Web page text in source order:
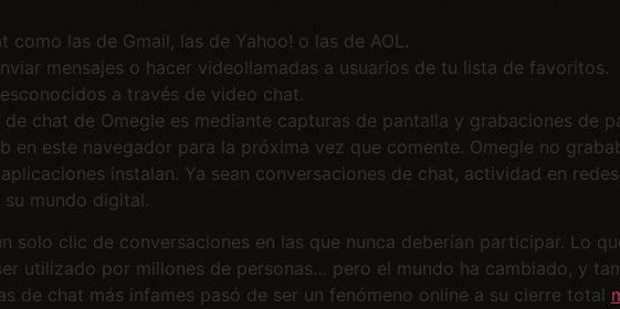
las de Gmail, las de Yahoo! o las de AOL.
mensajes o hacer videollamadas a usuarios de tu lista de favoritos.
a través de video chat.
chat de Omegle es mediante capturas de pantalla y grabaciones de
en este navegador para la próxima vez que comente. Omegle no
instalan. Ya sean conversaciones de chat, actividad en
mundo digital.
solo clic de conversaciones en las que nunca deberían participar. Lo
utilizado por millones de personas… pero el mundo ha cambiado, y
de chat más infames pasó de ser un fenómeno online a su cierre total